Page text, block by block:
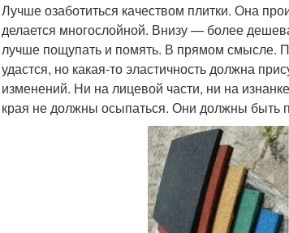
Лучше озаботиться качеством плитки. Она
делается многослойной. Внизу — более
лучше пощупать и помять. В прямом смысле.
удастся, но какая-то эластичность должна
изменений. Ни на лицевой части, ни на
края не должны осыпаться. Они должны быть